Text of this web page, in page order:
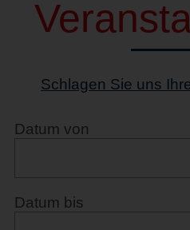
Schlagen Sie uns
Datum von
Datum bis